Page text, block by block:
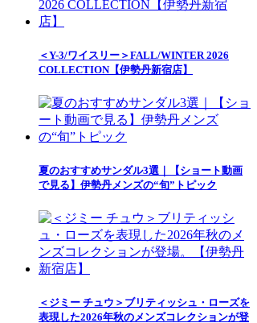
＜Y-3/ワイスリー＞FALL/WINTER 2026
COLLECTION【伊勢丹新宿店】
夏のおすすめサンダル3選｜【ショート動画
で見る】伊勢丹メンズの“旬”トピック
＜ジミー チュウ＞ブリティッシュ・ローズを
表現した2026年秋のメンズコレクションが登